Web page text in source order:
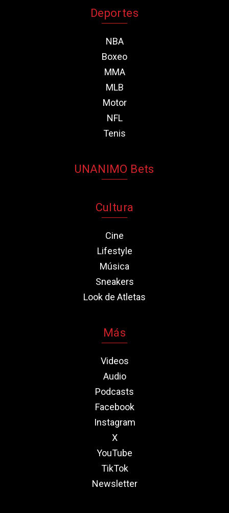
Deportes
NBA
Boxeo
MMA
MLB
Motor
NFL
Tenis
UNANIMO Bets
Cultura
Cine
Lifestyle
Música
Sneakers
Look de Atletas
Más
Videos
Audio
Podcasts
Facebook
Instagram
X
YouTube
TikTok
Newsletter